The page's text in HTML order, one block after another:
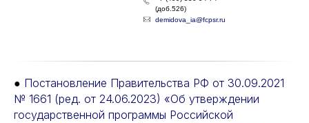
demidova_ia@fcpsr.ru
(доб.526)
● Постановление Правительства РФ от 30.09.2021
№ 1661 (ред. от 24.06.2023) «Об утверждении
государственной программы Российской